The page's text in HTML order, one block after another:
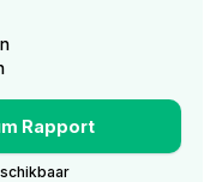
Rapport